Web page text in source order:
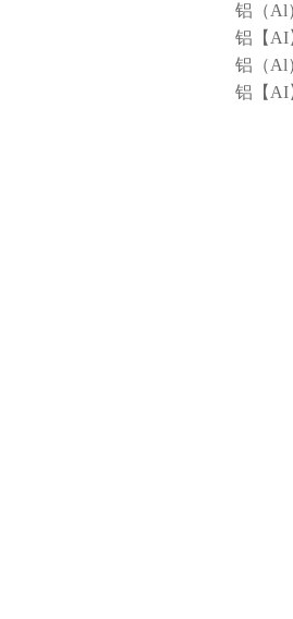
铝（Al
铝【AI
铝（Al
铝【AI